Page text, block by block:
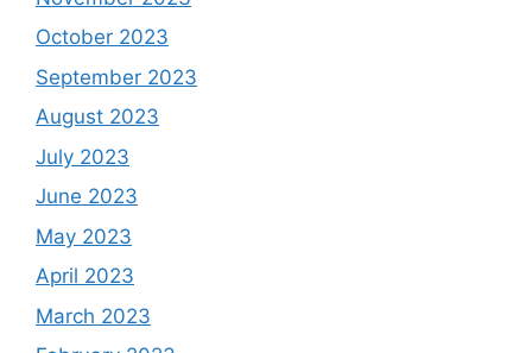
October 2023
September 2023
August 2023
July 2023
June 2023
May 2023
April 2023
March 2023